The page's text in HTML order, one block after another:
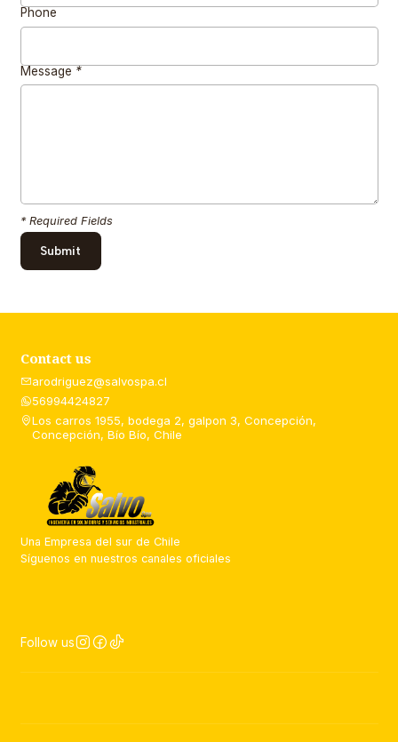
Phone
Message *
* Required Fields
Contact us
arodriguez@salvospa.cl
56994424827
Los carros 1955, bodega 2, galpon 3, Concepción,
Concepción, Bío Bío, Chile
Una Empresa del sur de Chile
Síguenos en nuestros canales oficiales
Follow us